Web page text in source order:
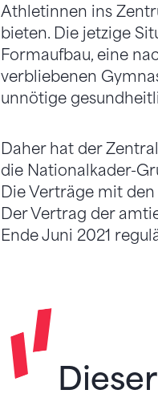
Athletinnen ins
bieten. Die jetzige
Formaufbau, eine
verbliebenen
unnötige
Daher hat der
die Nationalkader-
Die Verträge mit
Der Vertrag der
Ende Juni 2021